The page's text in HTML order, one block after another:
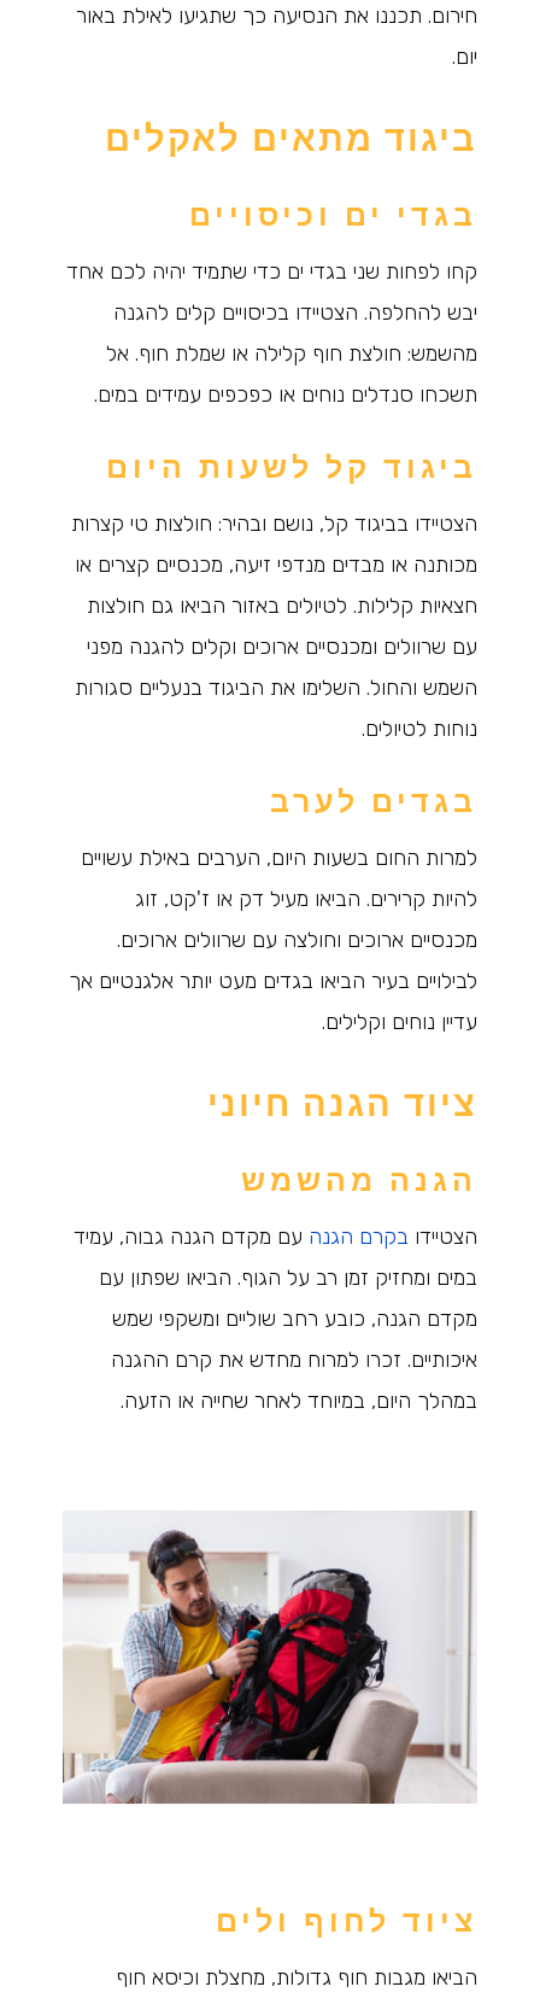
חירום. תכננו את הנסיעה כך שתגיעו לאילת באור
יום.
ביגוד מתאים לאקלים
בגדי ים וכיסויים
קחו לפחות שני בגדי ים כדי שתמיד יהיה לכם אחד
יבש להחלפה. הצטיידו בכיסויים קלים להגנה
מהשמש: חולצת חוף קלילה או שמלת חוף. אל
תשכחו סנדלים נוחים או כפכפים עמידים במים.
ביגוד קל לשעות היום
הצטיידו בביגוד קל, נושם ובהיר: חולצות טי קצרות
מכותנה או מבדים מנדפי זיעה, מכנסיים קצרים או
חצאיות קלילות. לטיולים באזור הביאו גם חולצות
עם שרוולים ומכנסיים ארוכים וקלים להגנה מפני
השמש והחול. השלימו את הביגוד בנעליים סגורות
נוחות לטיולים.
בגדים לערב
למרות החום בשעות היום, הערבים באילת עשויים
להיות קרירים. הביאו מעיל דק או ז'קט, זוג
מכנסיים ארוכים וחולצה עם שרוולים ארוכים.
לבילויים בעיר הביאו בגדים מעט יותר אלגנטיים אך
עדיין נוחים וקלילים.
ציוד הגנה חיוני
הגנה מהשמש
הצטיידו בקרם הגנה עם מקדם הגנה גבוה, עמיד
במים ומחזיק זמן רב על הגוף. הביאו שפתון עם
מקדם הגנה, כובע רחב שוליים ומשקפי שמש
איכותיים. זכרו למרוח מחדש את קרם ההגנה
במהלך היום, במיוחד לאחר שחייה או הזעה.
ציוד לחוף ולים
הביאו מגבות חוף גדולות, מחצלת וכיסא חוף